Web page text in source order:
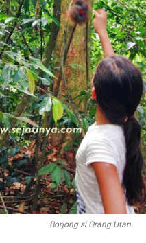
Borjong si Orang Utan